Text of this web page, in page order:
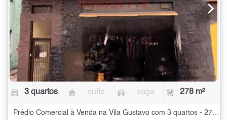
3 quartos - suíte - vaga 278 m²